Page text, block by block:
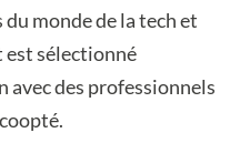
monde de la tech et
est sélectionné
avec des professionnels